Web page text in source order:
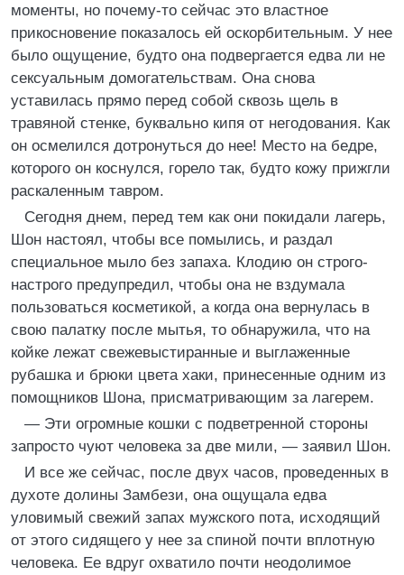
моменты, но почему-то сейчас это властное
прикосновение показалось ей оскорбительным. У нее
было ощущение, будто она подвергается едва ли не
сексуальным домогательствам. Она снова
уставилась прямо перед собой сквозь щель в
травяной стенке, буквально кипя от негодования. Как
он осмелился дотронуться до нее! Место на бедре,
которого он коснулся, горело так, будто кожу прижгли
раскаленным тавром.
Сегодня днем, перед тем как они покидали лагерь,
Шон настоял, чтобы все помылись, и раздал
специальное мыло без запаха. Клодию он строго-
настрого предупредил, чтобы она не вздумала
пользоваться косметикой, а когда она вернулась в
свою палатку после мытья, то обнаружила, что на
койке лежат свежевыстиранные и выглаженные
рубашка и брюки цвета хаки, принесенные одним из
помощников Шона, присматривающим за лагерем.
— Эти огромные кошки с подветренной стороны
запросто чуют человека за две мили, — заявил Шон.
И все же сейчас, после двух часов, проведенных в
духоте долины Замбези, она ощущала едва
уловимый свежий запах мужского пота, исходящий
от этого сидящего у нее за спиной почти вплотную
человека. Ее вдруг охватило почти неодолимое